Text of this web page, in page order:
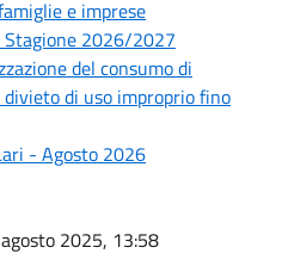
e imprese
2026/2027
del consumo di
di uso improprio fino
- Agosto 2026
2025, 13:58